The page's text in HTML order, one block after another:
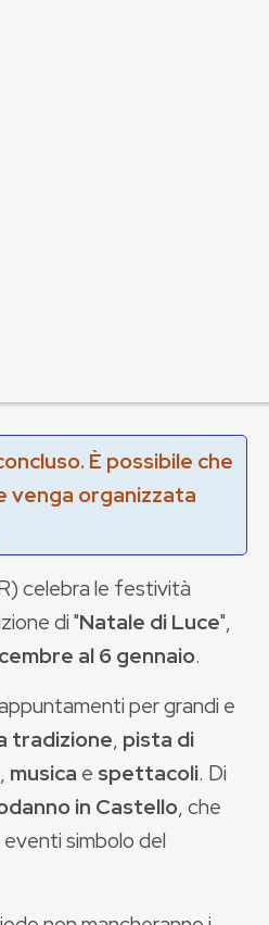
È possibile che
venga organizzata
celebra le festività
di "Natale di Luce",
al 6 gennaio.
per grandi e
tradizione, pista di
musica e spettacoli. Di
in Castello, che
simbolo del